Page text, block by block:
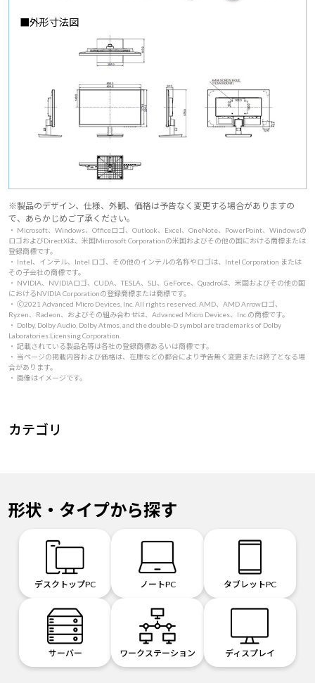
■外形寸法図
※製品のデザイン、仕様、外観、価格は予告なく変更する場合がありますの
で、あらかじめご了承ください。
・ Microsoft、Windows、Officeロゴ、Outlook、Excel、OneNote、PowerPoint、Windowsの
ロゴおよびDirectXは、米国Microsoft Corporationの米国およびその他の国における商標または
登録商標です。
・ Intel、インテル、Intel ロゴ、その他のインテルの名称やロゴは、Intel Corporation または
その子会社の商標です。
・ NVIDIA、NVIDIAロゴ、CUDA、TESLA、SLI、GeForce、Quadroは、米国およびその他の国
におけるNVIDIA Corporationの登録商標または商標です。
・ 🄫2021 Advanced Micro Devices, Inc. All rights reserved. AMD、AMD Arrowロゴ、
Ryzen、Radeon、およびその組み合わせは、Advanced Micro Devices、Inc.の商標です。
・ Dolby, Dolby Audio, Dolby Atmos, and the double-D symbol are trademarks of Dolby
Laboratories Licensing Corporation.
・ 記載されている製品名等は各社の登録商標あるいは商標です。
・ 当ページの掲載内容および価格は、在庫などの都合により予告無く変更または終了となる場
合があります。
・ 画像はイメージです。
カテゴリ
形状・タイプから探す
デスクトップPC ノートPC タブレットPC
サーバー ワークステーション ディスプレイ